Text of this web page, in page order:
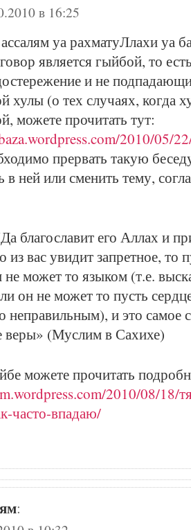
в 16:25
уа рахматуЛлахи уа
является гыйбой, то
и не
хулы (о тех случаях, когда
можете прочитать тут:
2010/05/
прервать такую
в ней или сменить тему,
благославит его Аллах и
из вас увидит запретное, то
не может то языком (т.е.
он не может то пусть
неправильным), и это самое
веры» (Муслим в Сахихе)
можете прочитать
2010/08/18/
часто-впадаю/
: